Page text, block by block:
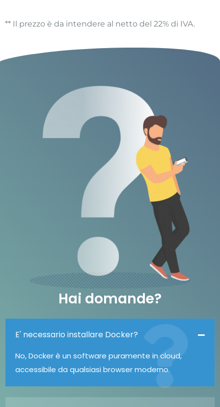
** Il prezzo è da intendere al netto del 22% di IVA.
Hai domande?
E' necessario installare Docker?
No, Docker è un software puramente in cloud,
accessibile da qualsiasi browser moderno.